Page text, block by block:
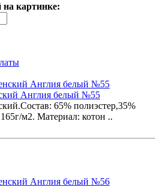
на картинке:
Англия белый №55
65% полиэстер,35%
м2. Материал: котон ..